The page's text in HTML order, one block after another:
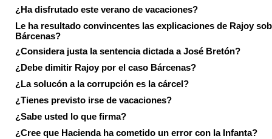
¿Ha disfrutado este verano de vacaciones?
Le ha resultado convincentes las explicaciones de Rajoy
Bárcenas?
¿Considera justa la sentencia dictada a José Bretón?
¿Debe dimitir Rajoy por el caso Bárcenas?
¿La solucón a la corrupción es la cárcel?
¿Tienes previsto irse de vacaciones?
¿Sabe usted lo que firma?
¿Cree que Hacienda ha cometido un error con la Infanta?